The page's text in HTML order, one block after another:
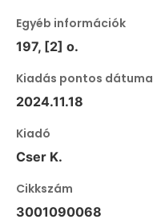
Egyéb információk
197, [2] o.
Kiadás pontos dátuma
2024.11.18
Kiadó
Cser K.
Cikkszám
3001090068